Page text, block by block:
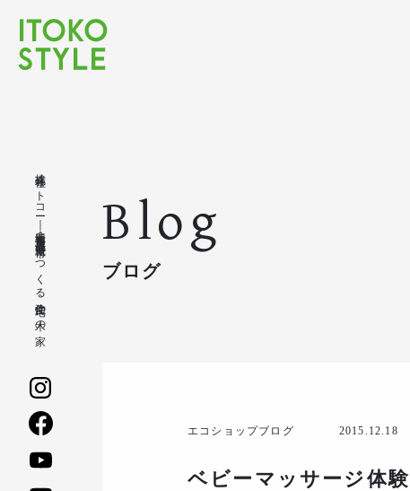
株式会社イトコー｜豊橋市・豊川市・蒲郡市・新城市でつくる注文住宅の木の家 Blog
ブログ
エコショップブログ 2015.12.18
ベビーマッサージ体験